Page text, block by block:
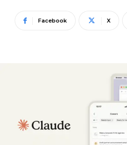
Facebook X